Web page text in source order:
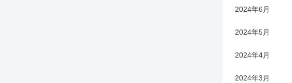
2024年6月
2024年5月
2024年4月
2024年3月